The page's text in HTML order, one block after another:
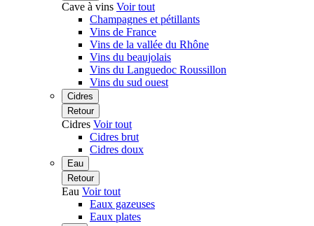
Cave à vins Voir tout
Champagnes et pétillants
Vins de France
Vins de la vallée du Rhône
Vins du beaujolais
Vins du Languedoc Roussillon
Vins du sud ouest
Cidres
Retour
Cidres Voir tout
Cidres brut
Cidres doux
Eau
Retour
Eau Voir tout
Eaux gazeuses
Eaux plates